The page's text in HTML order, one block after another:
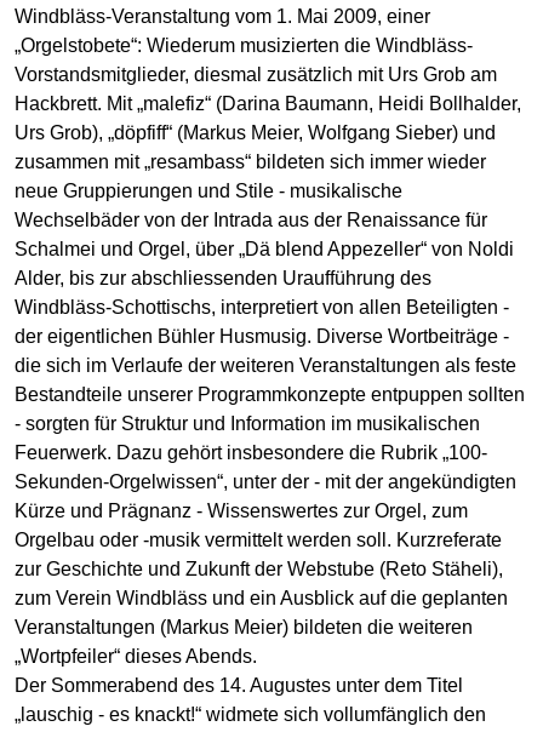
Windbläss-Veranstaltung vom 1. Mai 2009, einer
„Orgelstobete“: Wiederum musizierten die Windbläss-
Vorstandsmitglieder, diesmal zusätzlich mit Urs Grob am
Hackbrett. Mit „malefiz“ (Darina Baumann, Heidi Bollhalder,
Urs Grob), „döpfiff“ (Markus Meier, Wolfgang Sieber) und
zusammen mit „resambass“ bildeten sich immer wieder
neue Gruppierungen und Stile - musikalische
Wechselbäder von der Intrada aus der Renaissance für
Schalmei und Orgel, über „Dä blend Appezeller“ von Noldi
Alder, bis zur abschliessenden Uraufführung des
Windbläss-Schottischs, interpretiert von allen Beteiligten -
der eigentlichen Bühler Husmusig. Diverse Wortbeiträge -
die sich im Verlaufe der weiteren Veranstaltungen als feste
Bestandteile unserer Programmkonzepte entpuppen sollten
- sorgten für Struktur und Information im musikalischen
Feuerwerk. Dazu gehört insbesondere die Rubrik „100-
Sekunden-Orgelwissen“, unter der - mit der angekündigten
Kürze und Prägnanz - Wissenswertes zur Orgel, zum
Orgelbau oder -musik vermittelt werden soll. Kurzreferate
zur Geschichte und Zukunft der Webstube (Reto Stäheli),
zum Verein Windbläss und ein Ausblick auf die geplanten
Veranstaltungen (Markus Meier) bildeten die weiteren
„Wortpfeiler“ dieses Abends.
Der Sommerabend des 14. Augustes unter dem Titel
„lauschig - es knackt!“ widmete sich vollumfänglich den